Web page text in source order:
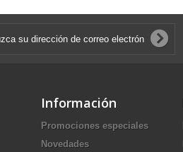
Información
Promociones especiales
Novedades